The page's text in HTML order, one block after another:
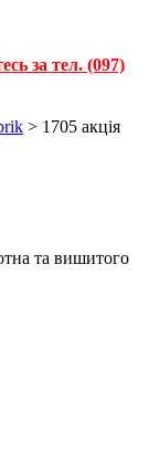
за тел. (097)
> 1705 акція
та вишитого